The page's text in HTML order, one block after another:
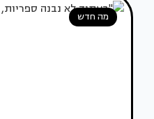
מה חדש